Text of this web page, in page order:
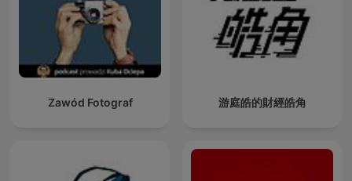
Zawód Fotograf 游庭皓的財經皓角